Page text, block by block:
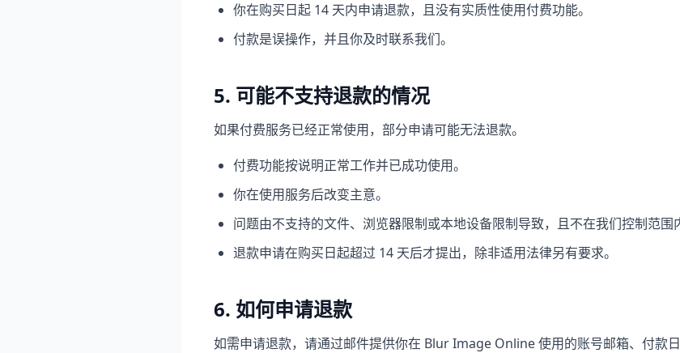
你在购买日起 14 天内申请退款，且没有实质性使用付费功能。
付款是误操作，并且你及时联系我们。
5. 可能不支持退款的情况
如果付费服务已经正常使用，部分申请可能无法退款。
付费功能按说明正常工作并已成功使用。
你在使用服务后改变主意。
问题由不支持的文件、浏览器限制或本地设备限制导致，且不在我们控制范围
退款申请在购买日起超过 14 天后才提出，除非适用法律另有要求。
6. 如何申请退款
如需申请退款，请通过邮件提供你在 Blur Image Online 使用的账号邮箱、付款